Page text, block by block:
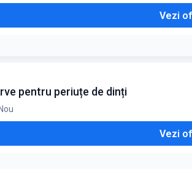
Vezi
pentru periuțe de dinți
Nou
Vezi